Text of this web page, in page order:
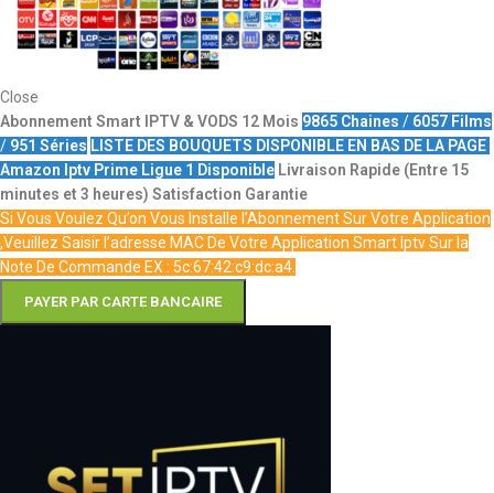
Close
Abonnement Smart IPTV & VODS 12 Mois 9865 Chaines / 6057 Films
/ 951 Séries LISTE DES BOUQUETS DISPONIBLE EN BAS DE LA PAGE
Amazon Iptv Prime Ligue 1 Disponible Livraison Rapide (Entre 15
minutes et 3 heures) Satisfaction Garantie
Si Vous Voulez Qu’on Vous Installe l’Abonnement Sur Votre Application
,Veuillez Saisir l’adresse MAC De Votre Application Smart Iptv Sur la
Note De Commande EX : 5c:67:42:c9:dc:a4.
PAYER PAR CARTE BANCAIRE